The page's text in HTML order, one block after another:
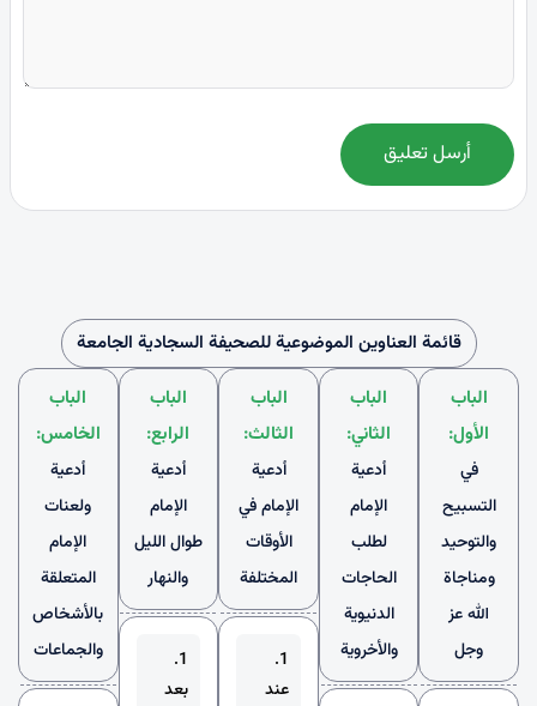
أرسل تعليق
قائمة العناوين الموضوعية للصحيفة السجادية الجامعة
الباب
الأول:
في
التسبيح
والتوحيد
ومناجاة
الله عز
وجل
الباب
الثاني:
أدعية
الإمام
لطلب
الحاجات
الدنيوية
والأخروية
الباب
الثالث:
أدعية
الإمام في
الأوقات
المختلفة
1.
عند
الباب
الرابع:
أدعية
الإمام
طوال الليل
والنهار
1.
بعد
الباب
الخامس:
أدعية
ولعنات
الإمام
المتعلقة
بالأشخاص
والجماعات